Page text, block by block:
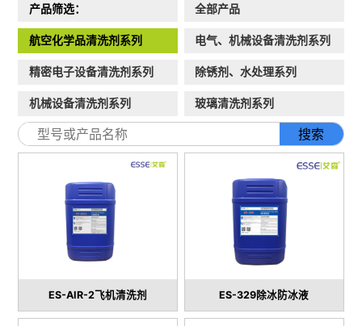
产品筛选： 全部产品
航空化学品清洗剂系列 电气、机械设备清洗剂系列
精密电子设备清洗剂系列 除锈剂、水处理系列
机械设备清洗剂系列 玻璃清洗剂系列
ES-AIR-2飞机清洗剂 ES-329除冰防冰液